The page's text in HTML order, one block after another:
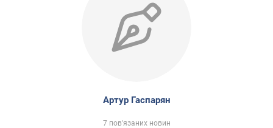
Артур Гаспарян
7 пов'язаних новин